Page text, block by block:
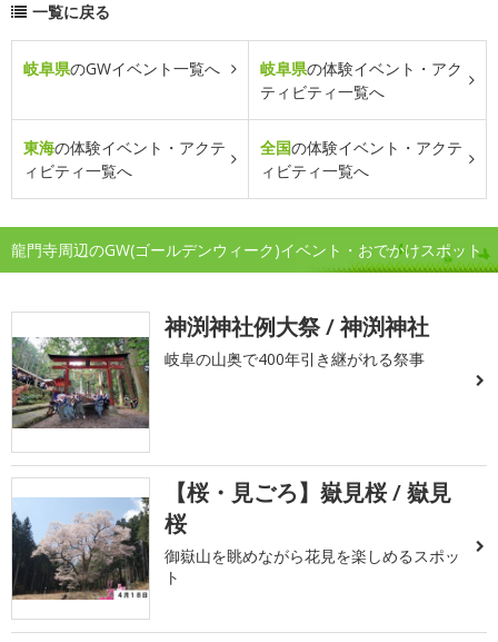
一覧に戻る
岐阜県のGWイベント一覧へ 岐阜県の体験イベント・アク
ティビティ一覧へ
東海の体験イベント・アクテ
ィビティ一覧へ
全国の体験イベント・アクテ
ィビティ一覧へ
龍門寺周辺のGW(ゴールデンウィーク)イベント・おでかけスポット
神渕神社例大祭 / 神渕神社
岐阜の山奥で400年引き継がれる祭事
【桜・見ごろ】嶽見桜 / 嶽見
桜
御嶽山を眺めながら花見を楽しめるスポッ
ト